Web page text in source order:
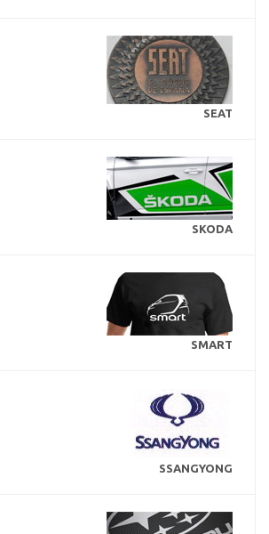
SEAT
SKODA
SMART
SSANGYONG